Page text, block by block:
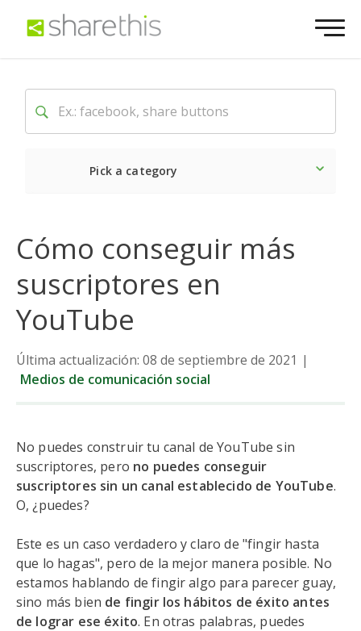
Pick a category
Cómo conseguir más
suscriptores en
YouTube
Última actualización: 08 de septiembre de 2021 |
Medios de comunicación social
No puedes construir tu canal de YouTube sin
suscriptores, pero no puedes conseguir
suscriptores sin un canal establecido de YouTube.
O, ¿puedes?
Este es un caso verdadero y claro de "fingir hasta
que lo hagas", pero de la mejor manera posible. No
estamos hablando de fingir algo para parecer guay,
sino más bien de fingir los hábitos de éxito antes
de lograr ese éxito. En otras palabras, puedes